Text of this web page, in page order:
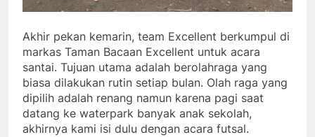
Akhir pekan kemarin, team Excellent berkumpul di
markas Taman Bacaan Excellent untuk acara
santai. Tujuan utama adalah berolahraga yang
biasa dilakukan rutin setiap bulan. Olah raga yang
dipilih adalah renang namun karena pagi saat
datang ke waterpark banyak anak sekolah,
akhirnya kami isi dulu dengan acara futsal.